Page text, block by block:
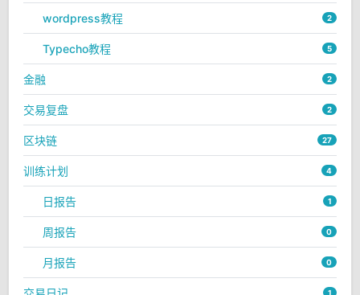
wordpress教程 2
Typecho教程 5
金融 2
交易复盘 2
区块链 27
训练计划 4
日报告 1
周报告 0
月报告 0
1